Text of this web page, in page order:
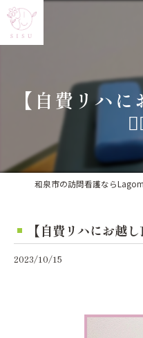
【自費リハ
【自費リハにお越し
2023/10/15